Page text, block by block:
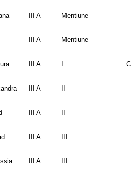
III A Mentiune
III A Mentiune
III A
III A
III A
III A
III A